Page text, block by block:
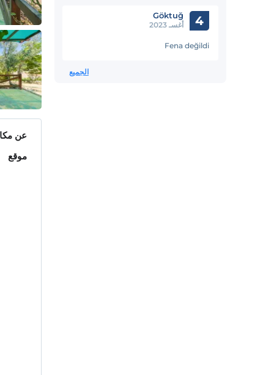
4
Göktuğ
أغسـ 2023
Fena değildi
الجميع
عن
موقع